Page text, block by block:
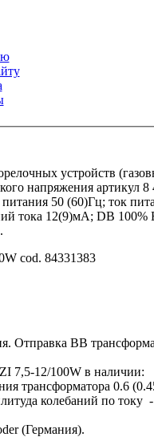
устройств
напряжения артикул
50 (60)Гц; ток
тока 12(9)мА; DB 100%
cod. 84331383
Отправка ВВ
7,5-12/100W в наличии:
трансформатора 0.6
колебаний по току
(Германия).